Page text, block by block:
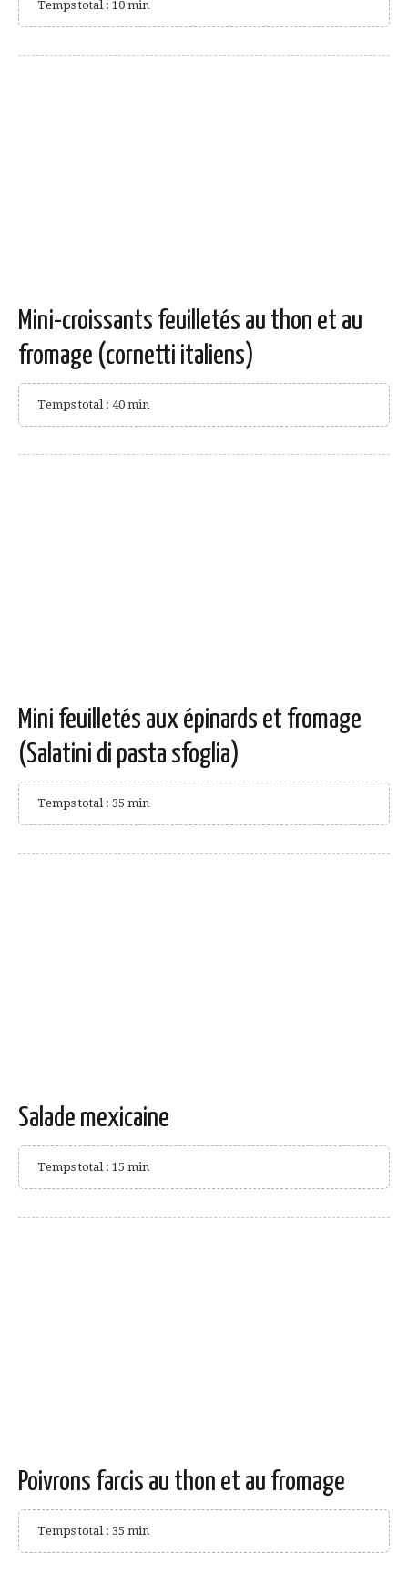
Temps total : 10 min
Mini-croissants feuilletés au thon et au
fromage (cornetti italiens)
Temps total : 40 min
Mini feuilletés aux épinards et fromage
(Salatini di pasta sfoglia)
Temps total : 35 min
Salade mexicaine
Temps total : 15 min
Poivrons farcis au thon et au fromage
Temps total : 35 min